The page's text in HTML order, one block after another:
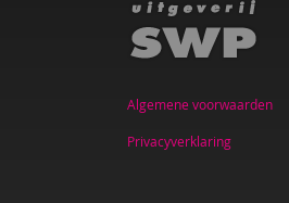
Algemene voorwaarden
Privacyverklaring